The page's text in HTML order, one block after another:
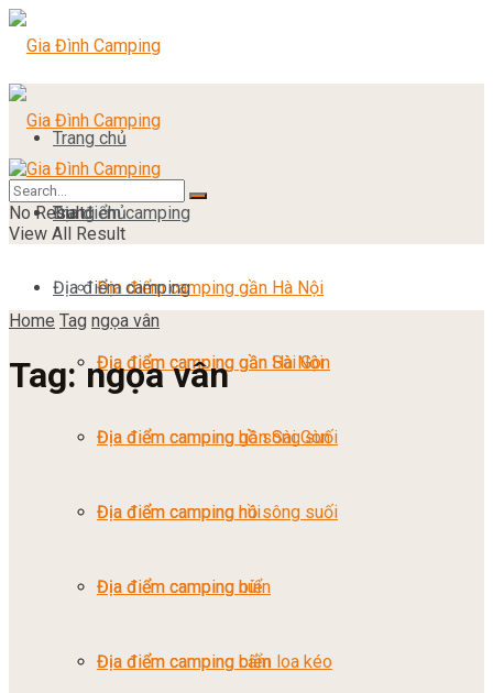
Trang chủ
Địa điểm camping
Địa điểm camping gần Hà Nội
Địa điểm camping gần Sài Gòn
Địa điểm camping hồ sông suối
Địa điểm camping núi
Địa điểm camping biển
Địa điểm camping cấm loa kéo
Trang chủ
Địa điểm camping
Địa điểm camping gần Hà Nội
Địa điểm camping gần Sài Gòn
Địa điểm camping hồ sông suối
Địa điểm camping núi
Địa điểm camping biển
No Result
View All Result
Home Tag ngọa vân
Tag:ngọa vân